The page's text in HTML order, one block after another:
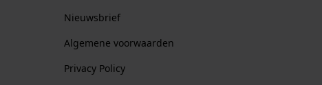
Nieuwsbrief
Algemene voorwaarden
Privacy Policy